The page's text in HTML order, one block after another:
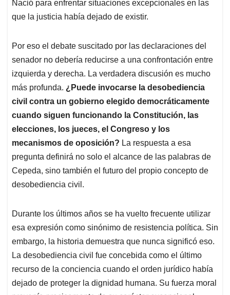
Nació para enfrentar situaciones excepcionales en las
que la justicia había dejado de existir.
Por eso el debate suscitado por las declaraciones del
senador no debería reducirse a una confrontación entre
izquierda y derecha. La verdadera discusión es mucho
más profunda. ¿Puede invocarse la desobediencia
civil contra un gobierno elegido democráticamente
cuando siguen funcionando la Constitución, las
elecciones, los jueces, el Congreso y los
mecanismos de oposición? La respuesta a esa
pregunta definirá no solo el alcance de las palabras de
Cepeda, sino también el futuro del propio concepto de
desobediencia civil.
Durante los últimos años se ha vuelto frecuente utilizar
esa expresión como sinónimo de resistencia política. Sin
embargo, la historia demuestra que nunca significó eso.
La desobediencia civil fue concebida como el último
recurso de la conciencia cuando el orden jurídico había
dejado de proteger la dignidad humana. Su fuerza moral